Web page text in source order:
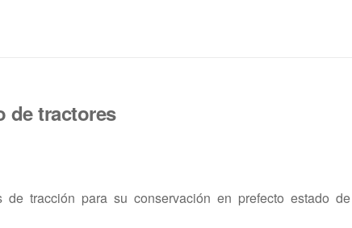
de tractores
tracción para su conservación en prefecto estado